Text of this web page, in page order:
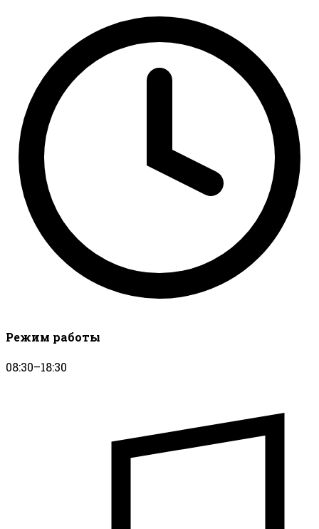
Режим работы
08:30–18:30